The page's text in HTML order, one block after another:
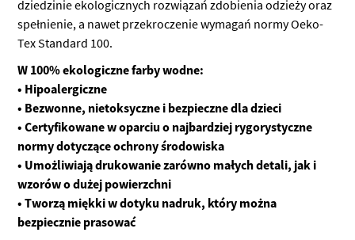
dziedzinie ekologicznych rozwiązań zdobienia odzieży oraz
spełnienie, a nawet przekroczenie wymagań normy Oeko-
Tex Standard 100.
W 100% ekologiczne farby wodne:
• Hipoalergiczne
• Bezwonne, nietoksyczne i bezpieczne dla dzieci
• Certyfikowane w oparciu o najbardziej rygorystyczne
normy dotyczące ochrony środowiska
• Umożliwiają drukowanie zarówno małych detali, jak i
wzorów o dużej powierzchni
• Tworzą miękki w dotyku nadruk, który można
bezpiecznie prasować